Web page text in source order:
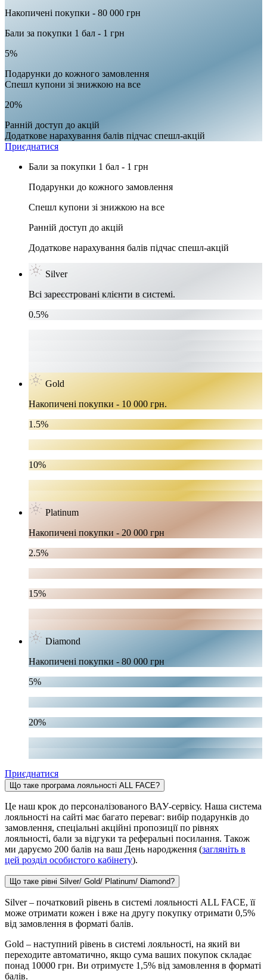
Накопичені покупки - 80 000 грн
Бали за покупки 1 бал - 1 грн
5%
Подарунки до кожного замовлення
Спешл купони зі знижкою на все
20%
Ранній доступ до акцій
Додаткове нарахування балів підчас спешл-акцій
Приєднатися
Бали за покупки 1 бал - 1 грн
Подарунки до кожного замовлення
Спешл купони зі знижкою на все
Ранній доступ до акцій
Додаткове нарахування балів підчас спешл-акцій
Silver
Всі зареєстровані клієнти в системі.
0.5%
Gold
Накопичені покупки - 10 000 грн.
1.5%
10%
Platinum
Накопичені покупки - 20 000 грн
2.5%
15%
Diamond
Накопичені покупки - 80 000 грн
5%
20%
Приєднатися
Що таке програма лояльності ALL FACE?
Це наш крок до персоналізованого ВАУ-сервісу. Наша система
лояльності на сайті має багато переваг: вибір подарунків до
замовлення, спеціальні акційні пропозиції по рівнях
лояльності, бали за відгуки та реферальні посилання. Також
ми даруємо 200 балів на ваш День народження (загляніть в
цей розділ особистого кабінету).
Що таке рівні Silver/ Gold/ Platinum/ Diamond?
Silver – початковий рівень в системі лояльності ALL FACE, її
може отримати кожен і вже на другу покупку отримати 0,5%
від замовлення в форматі балів.
Gold – наступний рівень в системі лояльності, на який ви
переходите автоматично, якщо сума ваших покупок складає
понад 10000 грн. Ви отримуєте 1,5% від замовлення в форматі
балів.